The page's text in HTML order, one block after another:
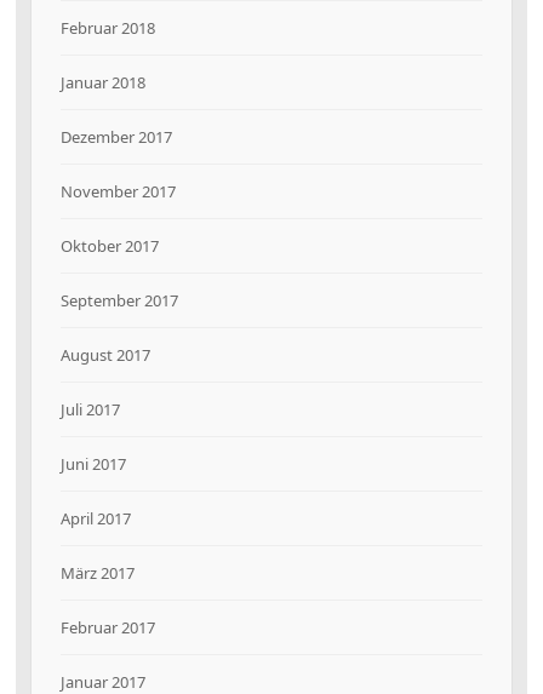
Februar 2018
Januar 2018
Dezember 2017
November 2017
Oktober 2017
September 2017
August 2017
Juli 2017
Juni 2017
April 2017
März 2017
Februar 2017
Januar 2017